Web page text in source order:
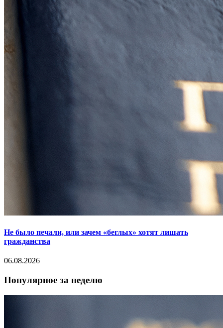
Не было печали, или зачем «беглых» хотят лишать
гражданства
06.08.2026
Популярное за неделю